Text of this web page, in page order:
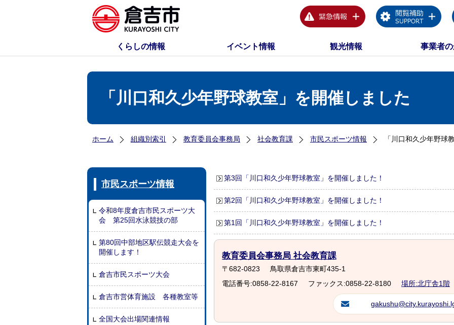
くらしの情報 イベント情報 観光情報 事業者
「川口和久少年野球教室」を開催しました
ホーム 組織別索引 教育委員会事務局 社会教育課 市民スポーツ情報 「川口和久少年野球
市民スポーツ情報
令和8年度倉吉市民スポーツ大
会 第25回水泳競技の部
第80回中部地区駅伝競走大会を
開催します！
倉吉市民スポーツ大会
倉吉市営体育施設 各種教室等
全国大会出場関連情報
第3回「川口和久少年野球教室」を開催しました！
第2回「川口和久少年野球教室」を開催しました！
第1回「川口和久少年野球教室」を開催しました！
教育委員会事務局 社会教育課
〒682-0823
鳥取県倉吉市東町435-1
電話番号:0858-22-8167
ファックス:0858-22-8180 場所:北庁舎1階